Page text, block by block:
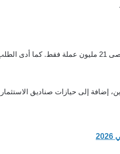
يمثل أداة تحوط بسبب محدودية المعروض، حيث يبلغ الحد
إلى حيازات صناديق الاستثمار